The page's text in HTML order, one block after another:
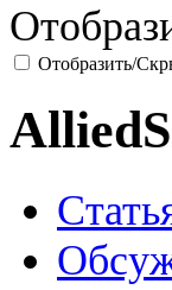
Отобразить/